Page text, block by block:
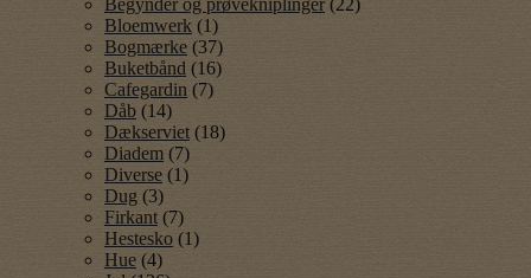
Bloemwerk (1)
Bogmærke (37)
Buketbånd (16)
Cafegardin (7)
Dåb (14)
Dækserviet (18)
Diadem (7)
Diverse (1)
Dug (3)
Firkant (7)
Hestesko (1)
Hue (4)